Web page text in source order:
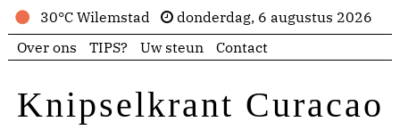
30°C Wilemstad
donderdag, 6 augustus 2026
Over ons
TIPS? Uw steun Contact
Knipselkrant Curacao